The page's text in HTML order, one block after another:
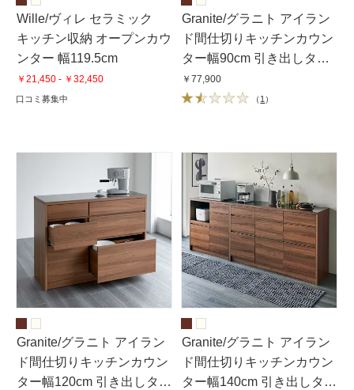
Wille/ヴィレ セラミック
キッチン収納 オープンカウ
ンター 幅119.5cm
￥21,450 - ￥32,450
口コミ募集中
Granite/グラニト アイラン
ド間仕切りキッチンカウン
ター幅90cm 引き出しタイ
プ
￥77,900
（ 1 ）
Granite/グラニト アイラン
ド間仕切りキッチンカウン
ター幅120cm 引き出しタイ
Granite/グラニト アイラン
ド間仕切りキッチンカウン
ター幅140cm 引き出しタイ